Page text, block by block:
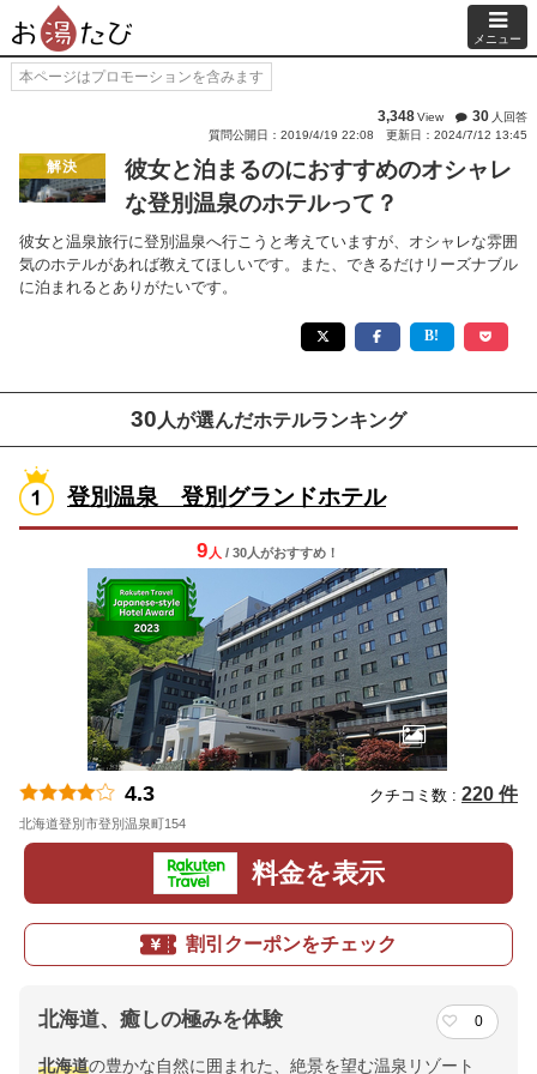
メニュー
本ページはプロモーションを含みます
3,348View 30 人回答
質問公開日：2019/4/19 22:08
更新日：2024/7/12 13:45
解決
彼女と泊まるのにおすすめのオシャレ
な登別温泉のホテルって？
彼女と温泉旅行に登別温泉へ行こうと考えていますが、オシャレな雰囲
気のホテルがあれば教えてほしいです。また、できるだけリーズナブル
に泊まれるとありがたいです。
30 人が選んだホテルランキング
登別温泉 登別グランドホテル
9 人 / 30人がおすすめ！
4.3 クチコミ数 : 220 件
北海道登別市登別温泉町154
料金を表示
割引クーポンをチェック
北海道、癒しの極みを体験 0
北海道の豊かな自然に囲まれた、絶景を望む温泉リゾート